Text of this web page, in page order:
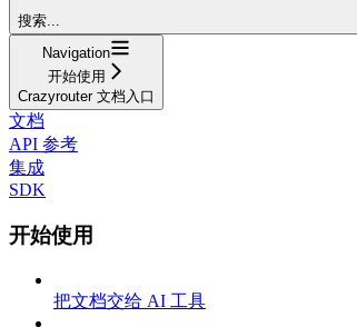
搜索...
Navigation
开始使用
Crazyrouter 文档入口
文档
API 参考
集成
SDK
开始使用
把文档交给 AI 工具